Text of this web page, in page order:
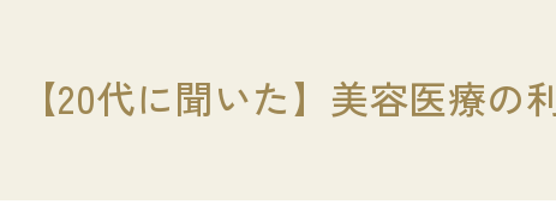
【20代に聞いた】美容医療